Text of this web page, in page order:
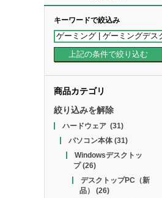
キーワードで絞込み
商品カテゴリ
絞り込みを解除
ハードウェア(31)
パソコン本体(31)
Windowsデスクトッ
プ(26)
デスクトップPC（新
品）
(26)